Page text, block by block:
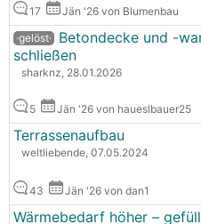
17
Jän '26 von Blumenbau
·gelöst· Betondecke und -
schließen
sharknz, 28.01.2026
5 Jän '26 von haueslbauer25
Terrassenaufbau
weltliebende, 07.05.2024
43 Jän '26 von dan1
Wärmebedarf höher –